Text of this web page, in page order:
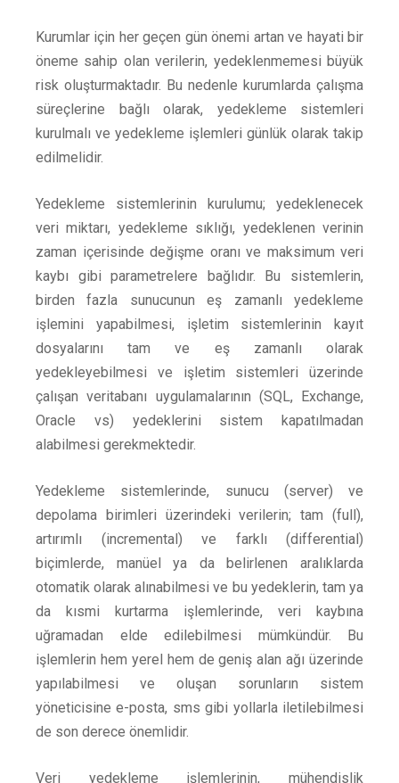
Kurumlar için her geçen gün önemi artan ve hayati bir
öneme sahip olan verilerin, yedeklenmemesi büyük
risk oluşturmaktadır. Bu nedenle kurumlarda çalışma
süreçlerine bağlı olarak, yedekleme sistemleri
kurulmalı ve yedekleme işlemleri günlük olarak takip
edilmelidir.
Yedekleme sistemlerinin kurulumu; yedeklenecek
veri miktarı, yedekleme sıklığı, yedeklenen verinin
zaman içerisinde değişme oranı ve maksimum veri
kaybı gibi parametrelere bağlıdır. Bu sistemlerin,
birden fazla sunucunun eş zamanlı yedekleme
işlemini yapabilmesi, işletim sistemlerinin kayıt
dosyalarını tam ve eş zamanlı olarak
yedekleyebilmesi ve işletim sistemleri üzerinde
çalışan veritabanı uygulamalarının (SQL, Exchange,
Oracle vs) yedeklerini sistem kapatılmadan
alabilmesi gerekmektedir.
Yedekleme sistemlerinde, sunucu (server) ve
depolama birimleri üzerindeki verilerin; tam (full),
artırımlı (incremental) ve farklı (differential)
biçimlerde, manüel ya da belirlenen aralıklarda
otomatik olarak alınabilmesi ve bu yedeklerin, tam ya
da kısmi kurtarma işlemlerinde, veri kaybına
uğramadan elde edilebilmesi mümkündür. Bu
işlemlerin hem yerel hem de geniş alan ağı üzerinde
yapılabilmesi ve oluşan sorunların sistem
yöneticisine e-posta, sms gibi yollarla iletilebilmesi
de son derece önemlidir.
Veri yedekleme işlemlerinin, mühendislik